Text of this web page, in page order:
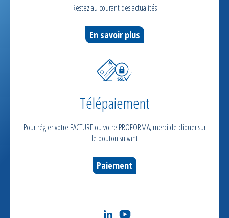
Restez au courant des actualités
En savoir plus
Télépaiement
Pour régler votre FACTURE ou votre PROFORMA, merci de cliquer sur
le bouton suivant
Paiement